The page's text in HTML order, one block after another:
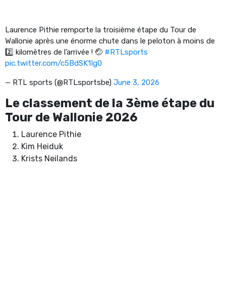
Laurence Pithie remporte la troisième étape du Tour de
Wallonie après une énorme chute dans le peloton à moins de
2️⃣ kilomètres de l’arrivée ! 🤕 #RTLsports
pic.twitter.com/c5BdSK1Ig0
— RTL sports (@RTLsportsbe) June 3, 2026
Le classement de la 3ème étape du
Tour de Wallonie 2026
Laurence Pithie
Kim Heiduk
Krists Neilands